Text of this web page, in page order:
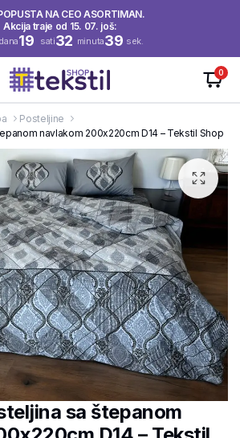
NA CEO ASORTIMAN.
Akcija traje od 15. 07. još:
dana19 sati32 minuta39 sek.
0
Posteljine
navlakom 200x220cm D14 – Tekstil Shop
sa štepanom